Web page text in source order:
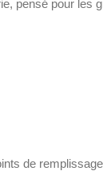
, pensé pour les
de